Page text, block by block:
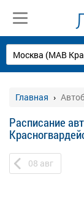
Главная
Расписание
08 авг